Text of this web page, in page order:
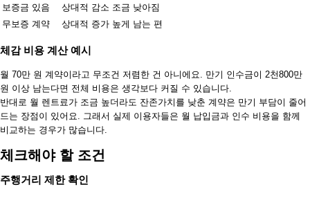
보증금 있음
상대적 감소 조금 낮아짐
무보증 계약
상대적 증가 높게 남는 편
체감 비용 계산 예시
월 70만 원 계약이라고 무조건 저렴한 건 아니에요. 만기 인수금이 2천800만
원 이상 남는다면 전체 비용은 생각보다 커질 수 있습니다.
반대로 월 렌트료가 조금 높더라도 잔존가치를 낮춘 계약은 만기 부담이 줄어
드는 장점이 있어요. 그래서 실제 이용자들은 월 납입금과 인수 비용을 함께
비교하는 경우가 많습니다.
체크해야 할 조건
주행거리 제한 확인